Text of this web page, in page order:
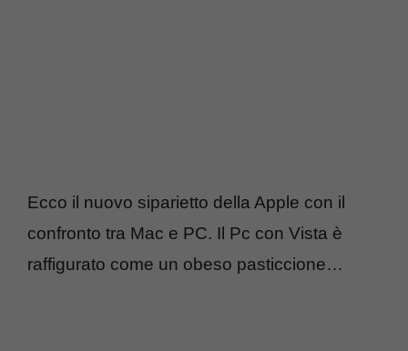
Ecco il nuovo siparietto della Apple con il
confronto tra Mac e PC. Il Pc con Vista è
raffigurato come un obeso pasticcione…